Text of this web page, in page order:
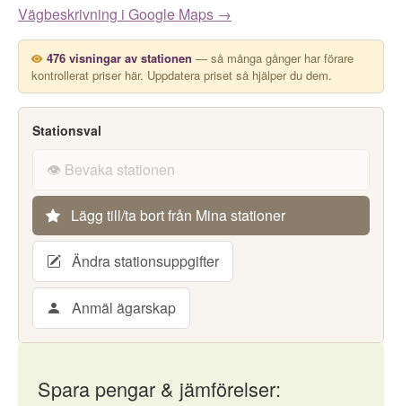
Vägbeskrivning i Google Maps →
476 visningar av stationen — så många gånger har förare
kontrollerat priser här. Uppdatera priset så hjälper du dem.
Stationsval
👁️ Bevaka stationen
Lägg till/ta bort från Mina stationer
Ändra stationsuppgifter
Anmäl ägarskap
Spara pengar & jämförelser: